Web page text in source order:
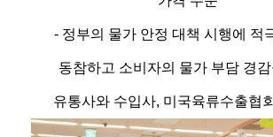
- 정부의 물가 안정 대책 시행에 적
동참하고 소비자의 물가 부담 경
유통사와 수입사, 미국육류수출협